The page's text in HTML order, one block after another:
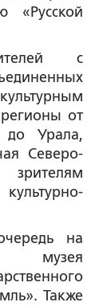
«Русской
с
от
до Урала,
Северо-
на
музея
Также